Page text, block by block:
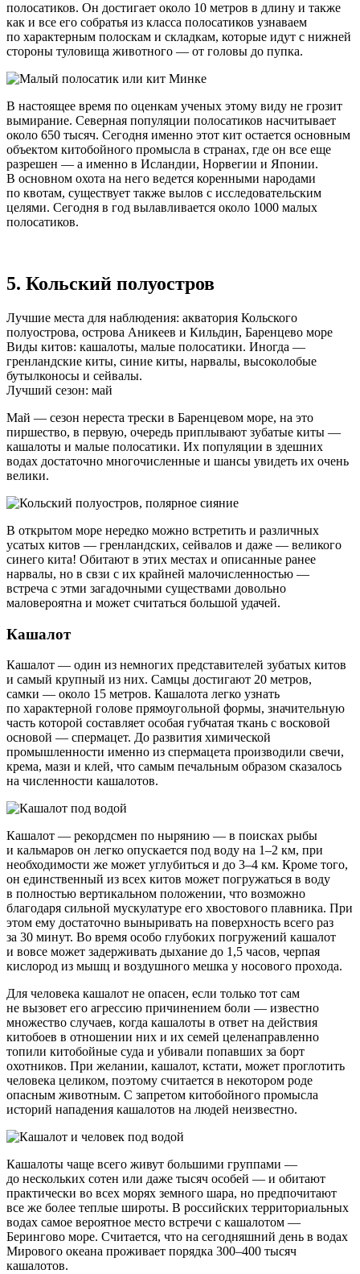
полосатиков. Он достигает около 10 метров в длину и также
как и все его собратья из класса полосатиков узнаваем
по характерным полоскам и складкам, которые идут с нижней
стороны туловища животного — от головы до пупка.
В настоящее время по оценкам ученых этому виду не грозит
вымирание. Северная популяции полосатиков насчитывает
около 650 тысяч. Сегодня именно этот кит остается основным
объектом китобойного промысла в странах, где он все еще
разрешен — а именно в Исландии, Норвегии и Японии.
В основном охота на него ведется коренными народами
по квотам, существует также вылов с исследовательским
целями. Сегодня в год вылавливается около 1000 малых
полосатиков.
5. Кольский полуостров
Лучшие места для наблюдения: акватория Кольского
полуострова, острова Аникеев и Кильдин, Баренцево море
Виды китов: кашалоты, малые полосатики. Иногда —
гренландские киты, синие киты, нарвалы, высоколобые
бутылконосы и сейвалы.
Лучший сезон: май
Май — сезон нереста трески в Баренцевом море, на это
пиршество, в первую, очередь приплывают зубатые киты —
кашалоты и малые полосатики. Их популяции в здешних
водах достаточно многочисленные и шансы увидеть их очень
велики.
В открытом море нередко можно встретить и различных
усатых китов — гренландских, сейвалов и даже — великого
синего кита! Обитают в этих местах и описанные ранее
нарвалы, но в свзи с их крайней малочисленностью —
встреча с этми загадочными существами довольно
маловероятна и может считаться большой удачей.
Кашалот
Кашалот — один из немногих представителей зубатых китов
и самый крупный из них. Самцы достигают 20 метров,
самки — около 15 метров. Кашалота легко узнать
по характерной голове прямоугольной формы, значительную
часть которой составляет особая губчатая ткань с восковой
основой — спермацет. До развития химической
промышленности именно из спермацета производили свечи,
крема, мази и клей, что самым печальным образом сказалось
на численности кашалотов.
Кашалот — рекордсмен по нырянию — в поисках рыбы
и кальмаров он легко опускается под воду на 1–2 км, при
необходимости же может углубиться и до 3–4 км. Кроме того,
он единственный из всех китов может погружаться в воду
в полностью вертикальном положении, что возможно
благодаря сильной мускулатуре его хвостового плавника. При
этом ему достаточно выныривать на поверхность всего раз
за 30 минут. Во время особо глубоких погружений кашалот
и вовсе может задерживать дыхание до 1,5 часов, черпая
кислород из мышц и воздушного мешка у носового прохода.
Для человека кашалот не опасен, если только тот сам
не вызовет его агрессию причинением боли — известно
множество случаев, когда кашалоты в ответ на действия
китобоев в отношении них и их семей целенаправленно
топили китобойные суда и убивали попавших за борт
охотников. При желании, кашалот, кстати, может проглотить
человека целиком, поэтому считается в некотором роде
опасным животным. С запретом китобойного промысла
историй нападения кашалотов на людей неизвестно.
Кашалоты чаще всего живут большими группами —
до нескольких сотен или даже тысяч особей — и обитают
практически во всех морях земного шара, но предпочитают
все же более теплые широты. В российских территориальных
водах самое вероятное место встречи с кашалотом —
Берингово море. Считается, что на сегодняшний день в водах
Мирового океана проживает порядка 300–400 тысяч
кашалотов.